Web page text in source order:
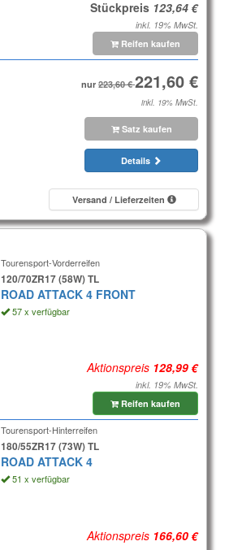
Stückpreis
inkl. 19% MwSt.
Reifen kaufen
nur
inkl. 19% MwSt.
Satz kaufen
Details
Versand / Lieferzeiten
Tourensport-Vorderreifen
120/70ZR17 (58W) TL
ROAD ATTACK 4 FRONT
57 x verfügbar
Aktionspreis
inkl. 19% MwSt.
Reifen kaufen
Tourensport-Hinterreifen
180/55ZR17 (73W) TL
ROAD ATTACK 4
51 x verfügbar
Aktionspreis